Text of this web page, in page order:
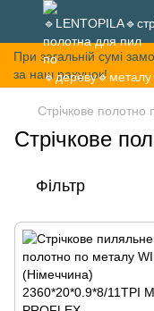
При загальній сумі
за наш рахунок!
Стрічкове полотно
Стрічкове
Фільтр